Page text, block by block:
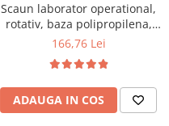
Scaun laborator operational,
rotativ, baza polipropilena,
piele ecologica, inaltime
166,76 Lei
ADAUGA IN COS